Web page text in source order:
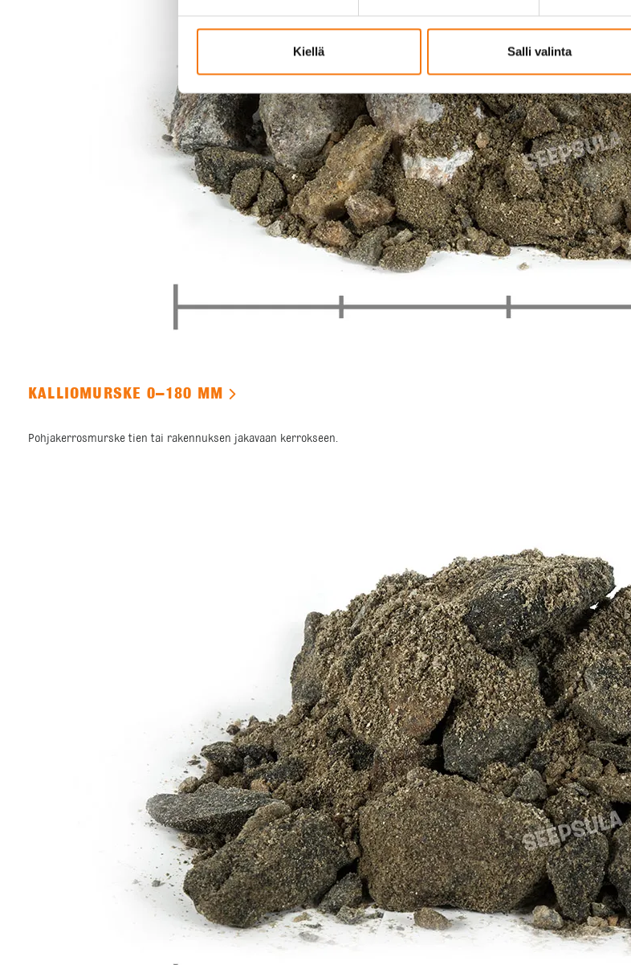
Kiellä Salli valinta
KALLIOMURSKE 0–180 MM
Pohjakerrosmurske tien tai rakennuksen jakavaan kerrokseen.